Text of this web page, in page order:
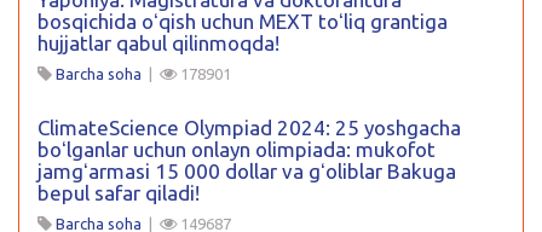
bosqichida oʻqish uchun MEXT toʻliq grantiga
hujjatlar qabul qilinmoqda!
Barcha soha | 178901
ClimateScience Olympiad 2024: 25 yoshgacha
boʻlganlar uchun onlayn olimpiada: mukofot
jamgʻarmasi 15 000 dollar va gʻoliblar Bakuga
bepul safar qiladi!
Barcha soha | 149687